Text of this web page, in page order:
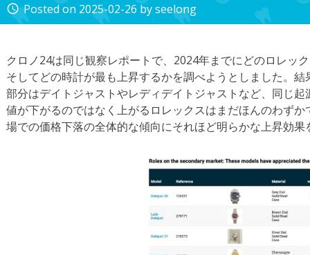
access_time Posted on 2025-02-26 byseelong
クロノ24は同じ観察レポートで、2024年までにどのロレッ
そしてどの時計が最も上昇するかを調べようとしました。
部分はデイトジャストやレディデイトジャストなど、同じ
値が下がるのではなく上がるロレックスはまだほんのわず
場での価格下落の全体的な傾向にそれほど明らかな上昇効果